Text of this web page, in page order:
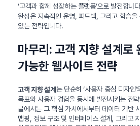
‘고객과 함께 성장하는 플랫폼’으로 발전합니
완성은 지속적인 운영, 피드백, 그리고 학습을
있는 전략입니다.
마무리: 고객 지향 설계로
가능한 웹사이트 전략
고객 지향 설계는 단순히 ‘사용자 중심 디자인
목표와 사용자 경험을 동시에 발전시키는 전
글에서는 그 핵심 가치에서부터 데이터 기반
맵핑, 정보 구조 및 인터페이스 설계, 그리고